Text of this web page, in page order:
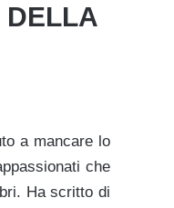
DELLA
a mancare lo
che
Ha scritto di